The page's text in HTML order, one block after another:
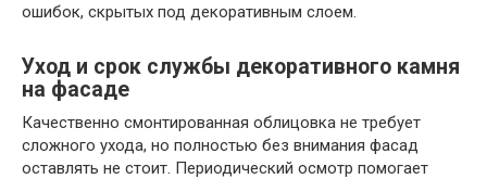
ошибок, скрытых под декоративным слоем.
Уход и срок службы декоративного камня
на фасаде
Качественно смонтированная облицовка не требует
сложного ухода, но полностью без внимания фасад
оставлять не стоит. Периодический осмотр помогает